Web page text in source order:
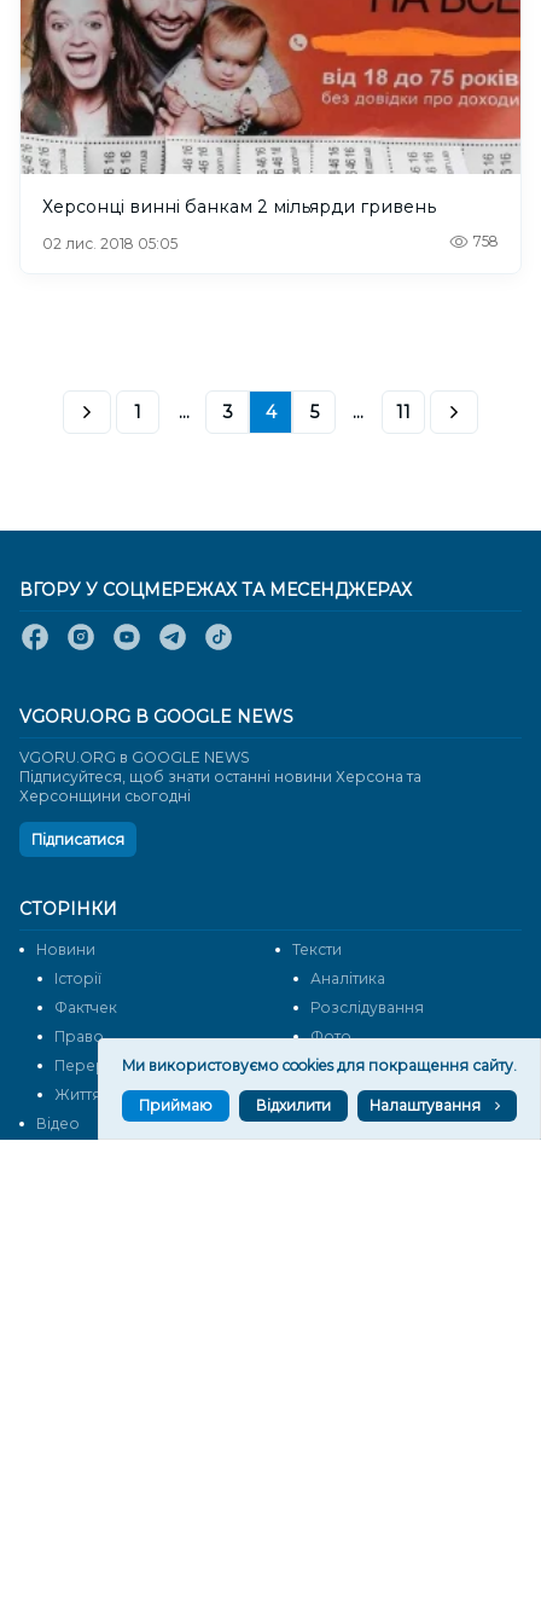
Херсонці винні банкам 2 мільярди гривень
02 лис. 2018 05:05 758
1 ... 3 4 5 ... 11
СТОРІНКИ
Новини
Тексти
Історії
Аналітика
Фактчек
Розслідування
Право
Фото
Перерва на каву
Промо
Життя
Блоги
Відео
Архів
ВГОРУ У СОЦМЕРЕЖАХ ТА МЕСЕНДЖЕРАХ
VGORU.ORG В GOOGLE NEWS
VGORU.ORG в GOOGLE NEWS
Підписуйтеся, щоб знати останні новини Херсона та
Херсонщини сьогодні
Підписатися
Ми використовуємо cookies для покращення сайту.
Приймаю Відхилити Налаштування